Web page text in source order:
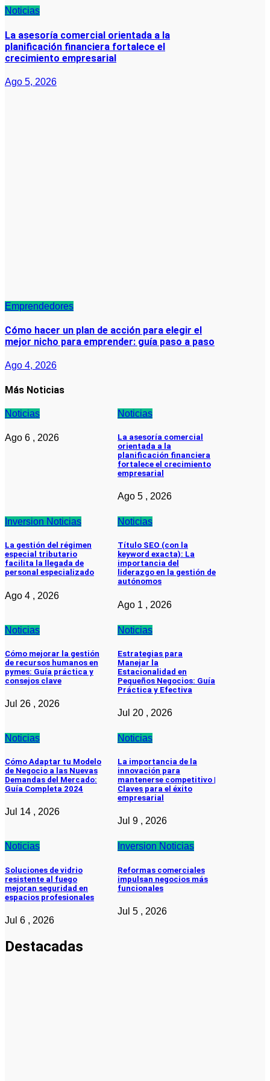
Noticias
La asesoría comercial orientada a la
planificación financiera fortalece el
crecimiento empresarial
Ago 5, 2026
Emprendedores
Cómo hacer un plan de acción para elegir el
mejor nicho para emprender: guía paso a paso
Ago 4, 2026
Más Noticias
Noticias
Ago 6 , 2026
Noticias
La asesoría comercial
orientada a la
planificación financiera
fortalece el crecimiento
empresarial
Ago 5 , 2026
Inversion Noticias
La gestión del régimen
especial tributario
facilita la llegada de
personal especializado
Ago 4 , 2026
Noticias
Título SEO (con la
keyword exacta): La
importancia del
liderazgo en la gestión de
autónomos
Ago 1 , 2026
Noticias
Cómo mejorar la gestión
de recursos humanos en
pymes: Guía práctica y
consejos clave
Jul 26 , 2026
Noticias
Estrategias para
Manejar la
Estacionalidad en
Pequeños Negocios: Guía
Práctica y Efectiva
Jul 20 , 2026
Noticias
Cómo Adaptar tu Modelo
de Negocio a las Nuevas
Demandas del Mercado:
Guía Completa 2024
Jul 14 , 2026
Noticias
La importancia de la
innovación para
mantenerse competitivo |
Claves para el éxito
empresarial
Jul 9 , 2026
Noticias
Soluciones de vidrio
resistente al fuego
mejoran seguridad en
espacios profesionales
Jul 6 , 2026
Inversion Noticias
Reformas comerciales
impulsan negocios más
funcionales
Jul 5 , 2026
Destacadas